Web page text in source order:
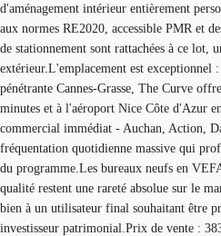
d'aménagement intérieur entièrement
aux normes RE2020, accessible PMR et
de stationnement sont rattachées à ce lot,
extérieur.L'emplacement est exceptionnel
pénétrante Cannes-Grasse, The Curve
minutes et à l'aéroport Nice Côte d'Azur
commercial immédiat - Auchan, Action,
fréquentation quotidienne massive qui
du programme.Les bureaux neufs en
qualité restent une rareté absolue sur le
bien à un utilisateur final souhaitant être
investisseur patrimonial.Prix de vente :